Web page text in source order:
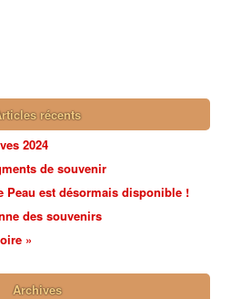
récents
2024
de souvenir
Peau est désormais disponible !
des souvenirs
»
Archives